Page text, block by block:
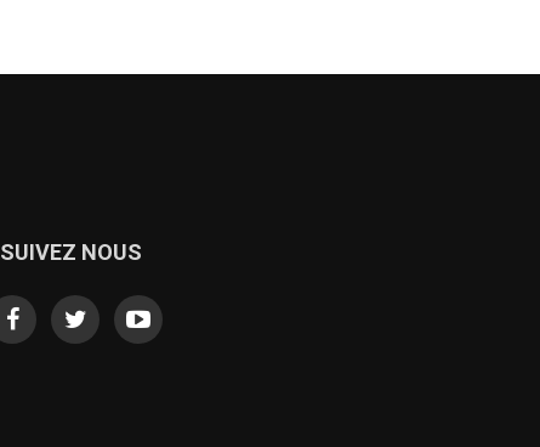
SUIVEZ NOUS